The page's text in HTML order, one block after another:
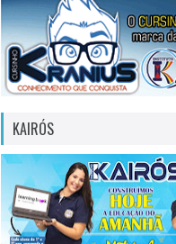
KAIRÓS